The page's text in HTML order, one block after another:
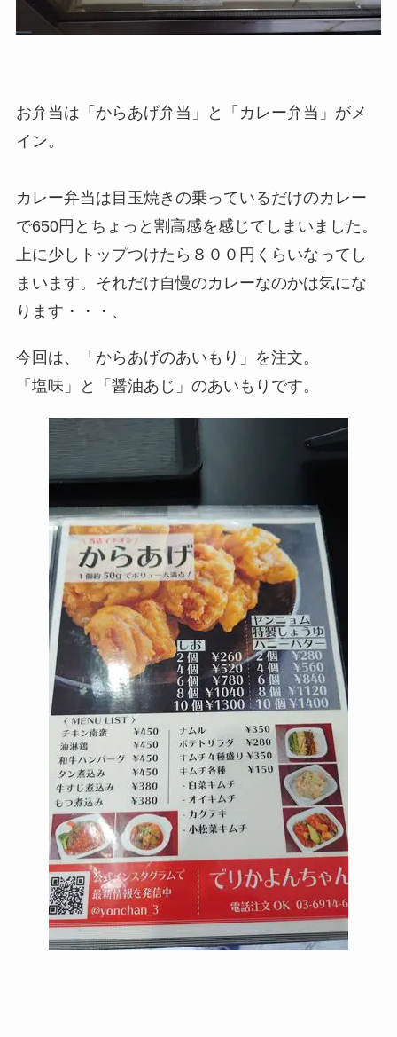
お弁当は「からあげ弁当」と「カレー弁当」がメ
イン。
カレー弁当は目玉焼きの乗っているだけのカレー
で650円とちょっと割高感を感じてしまいました。
上に少しトップつけたら８００円くらいなってし
まいます。それだけ自慢のカレーなのかは気にな
ります・・・、
今回は、「からあげのあいもり」を注文。
「塩味」と「醤油あじ」のあいもりです。